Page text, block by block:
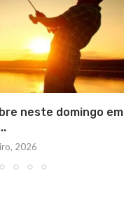
neste domingo em
2026